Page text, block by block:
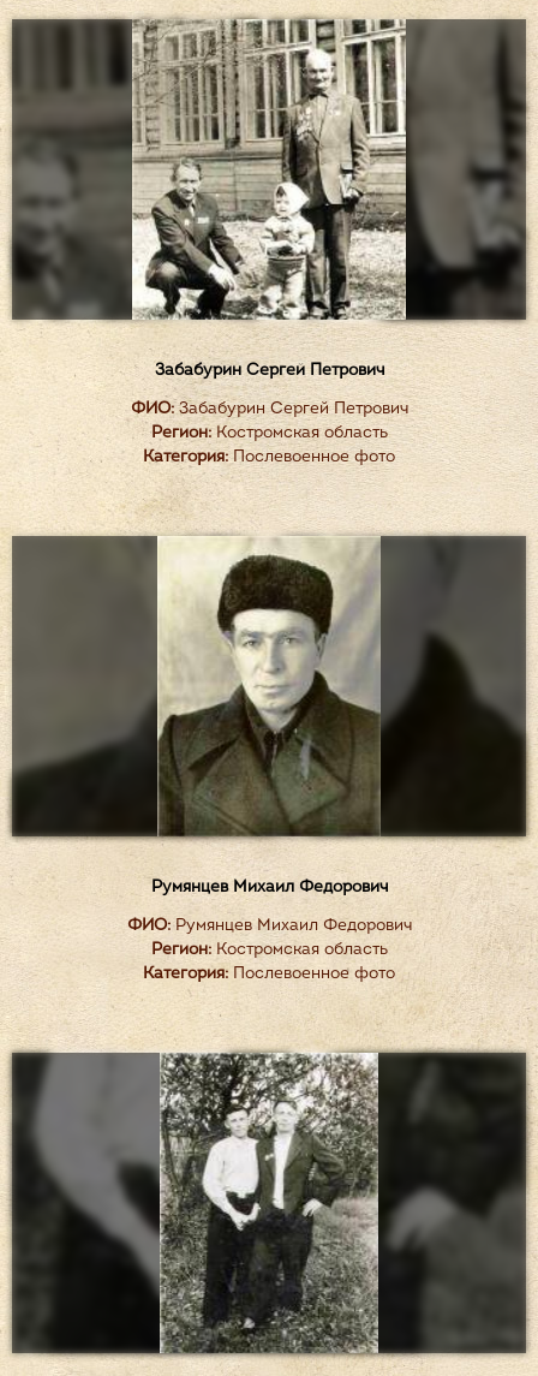
Забабурин Сергей Петрович
ФИО:Забабурин Сергей Петрович
Регион:Костромская область
Категория:Послевоенное фото
Румянцев Михаил Федорович
ФИО:Румянцев Михаил Федорович
Регион:Костромская область
Категория: Послевоенное фото